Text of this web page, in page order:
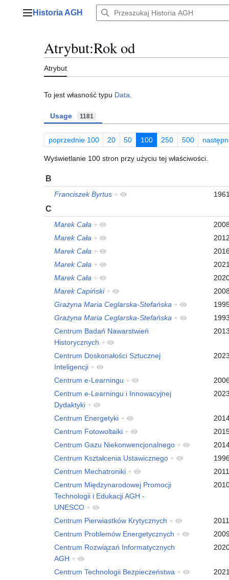
Menu główne
Historia AGH
Atrybut:Rok od
Atrybut
To jest własność typu Data
Usage 1181
poprzednie 100 20 50 100 250 500
Wyświetlanie 100 stron przy użyciu tej właściwości.
B
Franciszek Byrtus +
C
Marek Cała +
Marek Cała +
Marek Cała +
Marek Cała +
Marek Cała +
Marek Capiński +
Grażyna Maria Ceglarska-Stefańska +
Grażyna Maria Ceglarska-Stefańska +
Centrum Badań Nawarstwień
Historycznych +
Centrum Doskonałości Sztucznej
Inteligencji +
Centrum e-Learningu +
Centrum e-Learningu i Innowacyjnej
Dydaktyki +
Centrum Energetyki +
Centrum Fotowoltaiki +
Centrum Gazu Niekonwencjonalnego +
Centrum Kształcenia Ustawicznego +
Centrum Mechatroniki +
2011
Centrum Międzynarodowej Promocji
Technologii i Edukacji AGH -
UNESCO +
Centrum Pierwiastków Krytycznych +
2011
Centrum Problemów Energetycznych +
Centrum Rozwiązań Informatycznych
AGH +
Centrum Technologii Bezpieczeństwa +